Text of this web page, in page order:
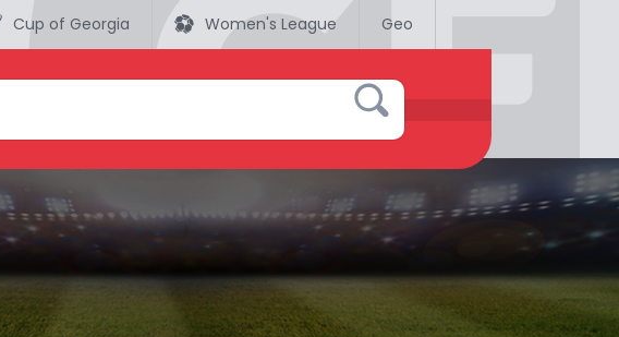
Cup of Georgia Women's League Geo